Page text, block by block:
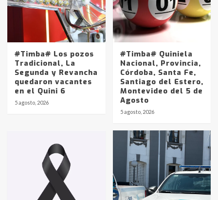
#Timba# Los pozos
Tradicional, La
Segunda y Revancha
quedaron vacantes
en el Quini 6
5 agosto, 2026
#Timba# Quiniela
Nacional, Provincia,
Córdoba, Santa Fe,
Santiago del Estero,
Montevideo del 5 de
Agosto
5 agosto, 2026
Identidad de los adolescentes
pampeanos que fueron
en la mañana del lunes
Accidente en Ruta 5: falleció un
joven de Trenque Lauquen